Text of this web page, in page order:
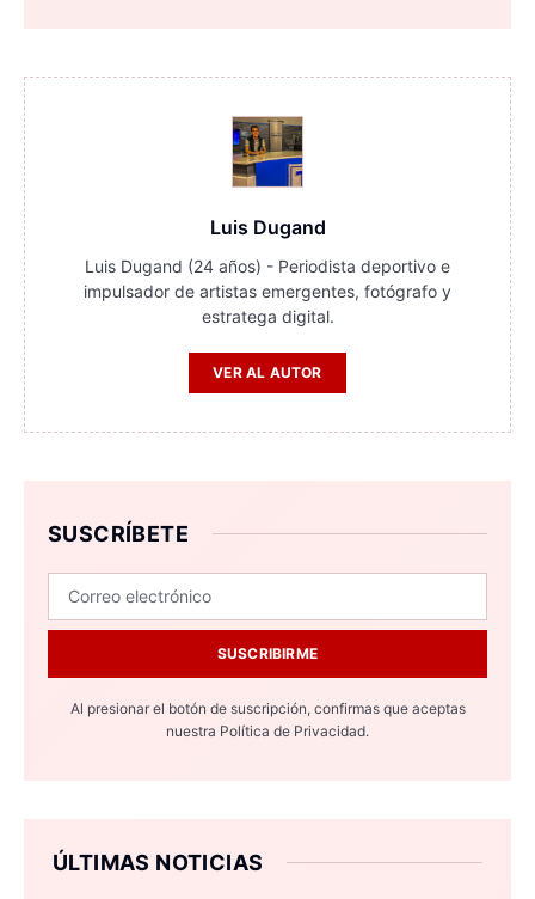
Luis Dugand
Luis Dugand (24 años) - Periodista deportivo e
impulsador de artistas emergentes, fotógrafo y
estratega digital.
VER AL AUTOR
SUSCRÍBETE
SUSCRIBIRME
Al presionar el botón de suscripción, confirmas que aceptas
nuestra Política de Privacidad.
ÚLTIMAS NOTICIAS